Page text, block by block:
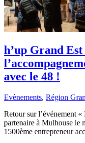
h’up Grand
avec le 48 !
Evènements, Région
Retour sur l’événement
partenaire à Mulhouse le
1500ème entrepreneur